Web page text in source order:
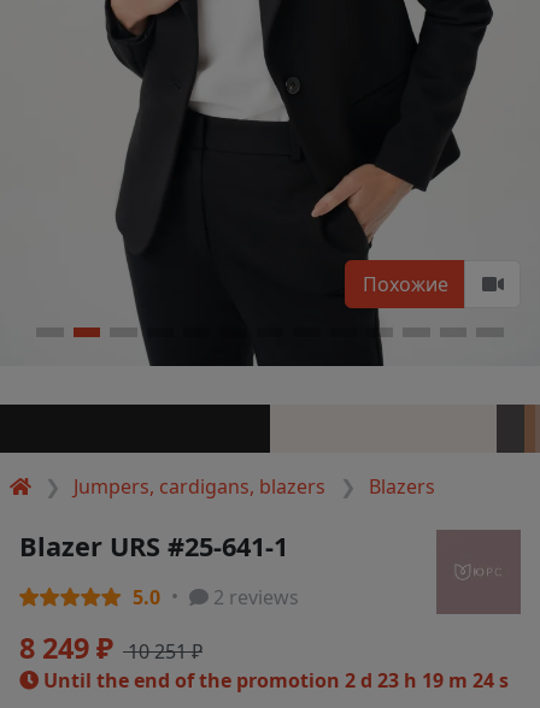
Jumpers, cardigans, blazers Blazers
Похожие
Blazer URS #25-641-1
5.0 2 reviews
8 249 ₽ 10 251 ₽
Until the end of the promotion 2 d 23 h 19 m 24 s